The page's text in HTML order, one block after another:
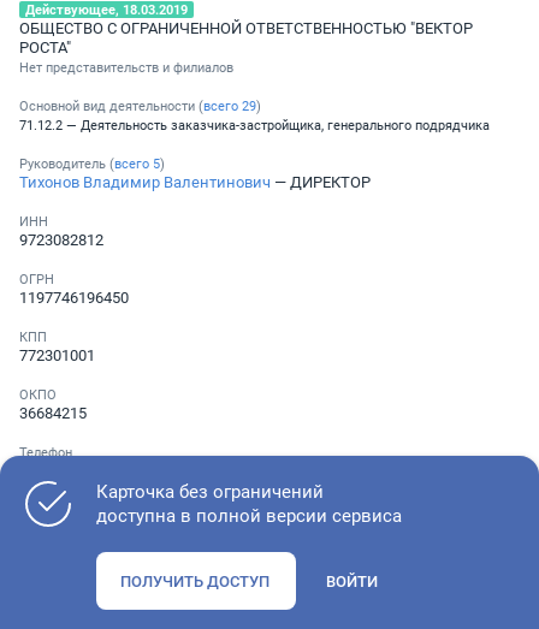
Действующее, 18.03.2019
ОБЩЕСТВО С ОГРАНИЧЕННОЙ ОТВЕТСТВЕННОСТЬЮ "ВЕКТОР
РОСТА"
Нет представительств и филиалов
Основной вид деятельности (всего 29)
71.12.2 — Деятельность заказчика-застройщика, генерального подрядчика
Руководитель (всего 5)
Тихонов Владимир Валентинович — ДИРЕКТОР
ИНН
9723082812
ОГРН
1197746196450
КПП
772301001
ОКПО
36684215
Телефон
Как оценить состояние компании
Карточка без ограничений
доступна в полной версии сервиса
ПОЛУЧИТЬ ДОСТУП ВОЙТИ